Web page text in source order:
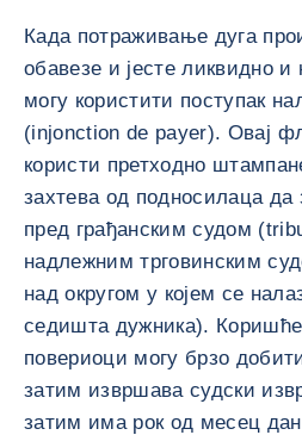
Када потраживање дуга
обавезе и јесте ликвидно
могу користити поступак
(injonction de payer). Овај
користи претходно
захтева од подносилаца да
пред грађанским судом
надлежним трговинским
над округом у којем се
седишта дужника).
повериоци могу брзо
затим извршава судски
затим има рок од месец